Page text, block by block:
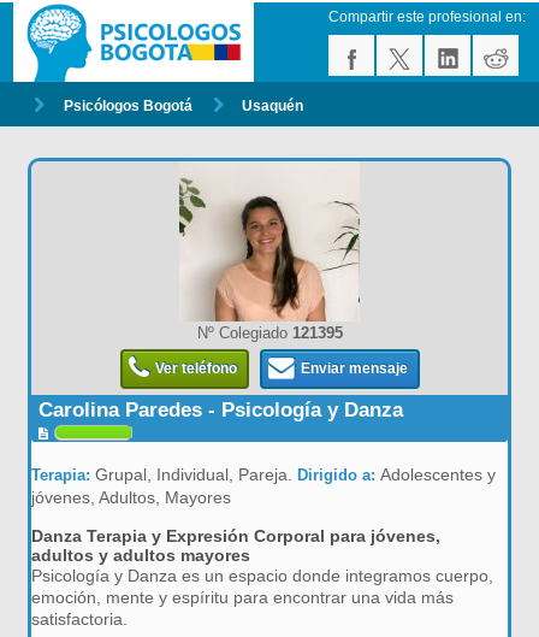
Compartir este profesional en:
Psicólogos Bogotá Usaquén
Nº Colegiado 121395
Ver teléfono Enviar mensaje
Carolina Paredes - Psicología y Danza
Terapia: Grupal, Individual, Pareja.Dirigido a:Adolescentes y
jóvenes, Adultos, Mayores
Danza Terapia y Expresión Corporal para jóvenes,
adultos y adultos mayores
Psicología y Danza es un espacio donde integramos cuerpo,
emoción, mente y espíritu para encontrar una vida más
satisfactoria.